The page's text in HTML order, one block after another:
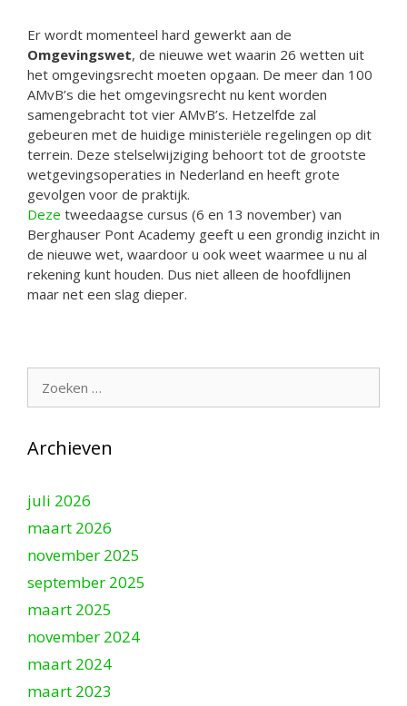
Er wordt momenteel hard gewerkt aan de
Omgevingswet, de nieuwe wet waarin 26 wetten uit
het omgevingsrecht moeten opgaan. De meer dan 100
AMvB’s die het omgevingsrecht nu kent worden
samengebracht tot vier AMvB’s. Hetzelfde zal
gebeuren met de huidige ministeriële regelingen op dit
terrein. Deze stelselwijziging behoort tot de grootste
wetgevingsoperaties in Nederland en heeft grote
gevolgen voor de praktijk.
Deze tweedaagse cursus (6 en 13 november) van
Berghauser Pont Academy geeft u een grondig inzicht in
de nieuwe wet, waardoor u ook weet waarmee u nu al
rekening kunt houden. Dus niet alleen de hoofdlijnen
maar net een slag dieper.
Archieven
juli 2026
maart 2026
november 2025
september 2025
maart 2025
november 2024
maart 2024
maart 2023